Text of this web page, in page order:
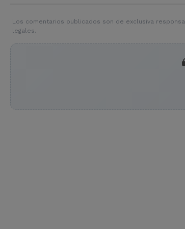
Los comentarios publicados son de exclusiva
legales.